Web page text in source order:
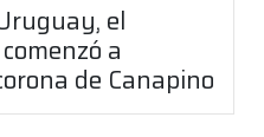
el
a
de Canapino